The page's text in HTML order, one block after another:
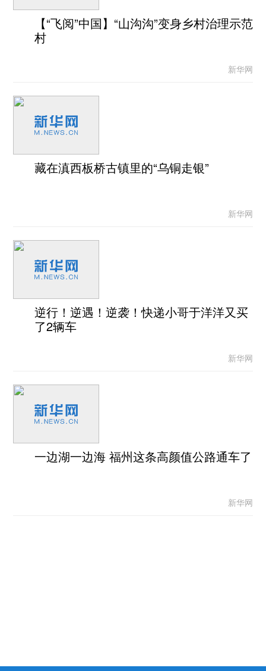
【“飞阅”中国】“山沟沟”变身乡村治理示范
村
新华网
藏在滇西板桥古镇里的“乌铜走银”
新华网
逆行！逆遇！逆袭！快递小哥于洋洋又买
了2辆车
新华网
一边湖一边海 福州这条高颜值公路通车了
新华网